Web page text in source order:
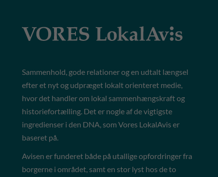
Sammenhold, gode relationer og en udtalt længsel
efter et nyt og udpræget lokalt orienteret medie,
hvor det handler om lokal sammenhængskraft og
historiefortælling. Det er nogle af de vigtigste
ingredienser i den DNA, som Vores LokalAvis er
baseret på.
Avisen er funderet både på utallige opfordringer fra
borgerne i området, samt en stor lyst hos de to